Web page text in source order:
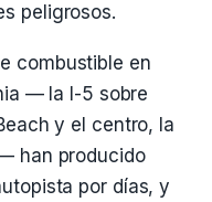
peligrosos.
combustible en
— la I-5 sobre
y el centro, la
han producido
por días, y